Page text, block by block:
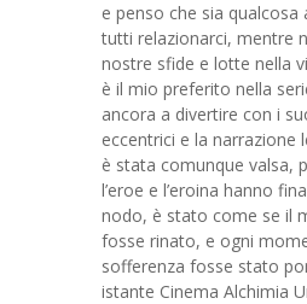
e penso che sia qualcosa
tutti relazionarci, mentre
nostre sfide e lotte nella
è il mio preferito nella
ancora a divertire con i
eccentrici e la narrazione
è stata comunque valsa,
l’eroe e l’eroina hanno
nodo, è stato come se il
fosse rinato, e ogni
sofferenza fosse stato
istante Cinema Alchimia